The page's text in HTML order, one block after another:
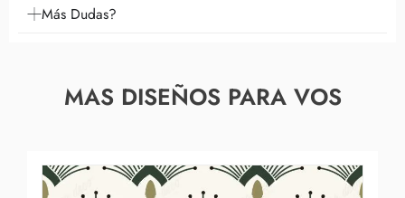
Más Dudas?
MAS DISEÑOS PARA VOS